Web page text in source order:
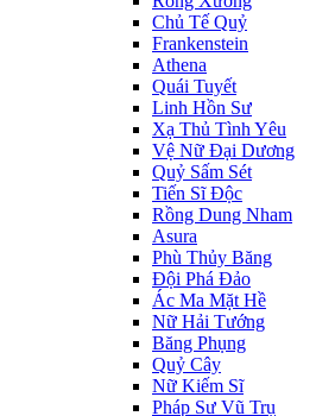
Chủ Tế Quỷ
Frankenstein
Athena
Quái Tuyết
Linh Hồn Sư
Xạ Thủ Tình Yêu
Vệ Nữ Đại Dương
Quỷ Sấm Sét
Tiến Sĩ Độc
Rồng Dung Nham
Asura
Phù Thủy Băng
Đội Phá Đảo
Ác Ma Mặt Hề
Nữ Hải Tướng
Băng Phụng
Quỷ Cây
Nữ Kiếm Sĩ
Pháp Sư Vũ Trụ